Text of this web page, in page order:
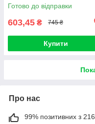
Готово до відправки
603,45 ₴ 745 ₴
Купити
Про нас
99% позитивних з 216